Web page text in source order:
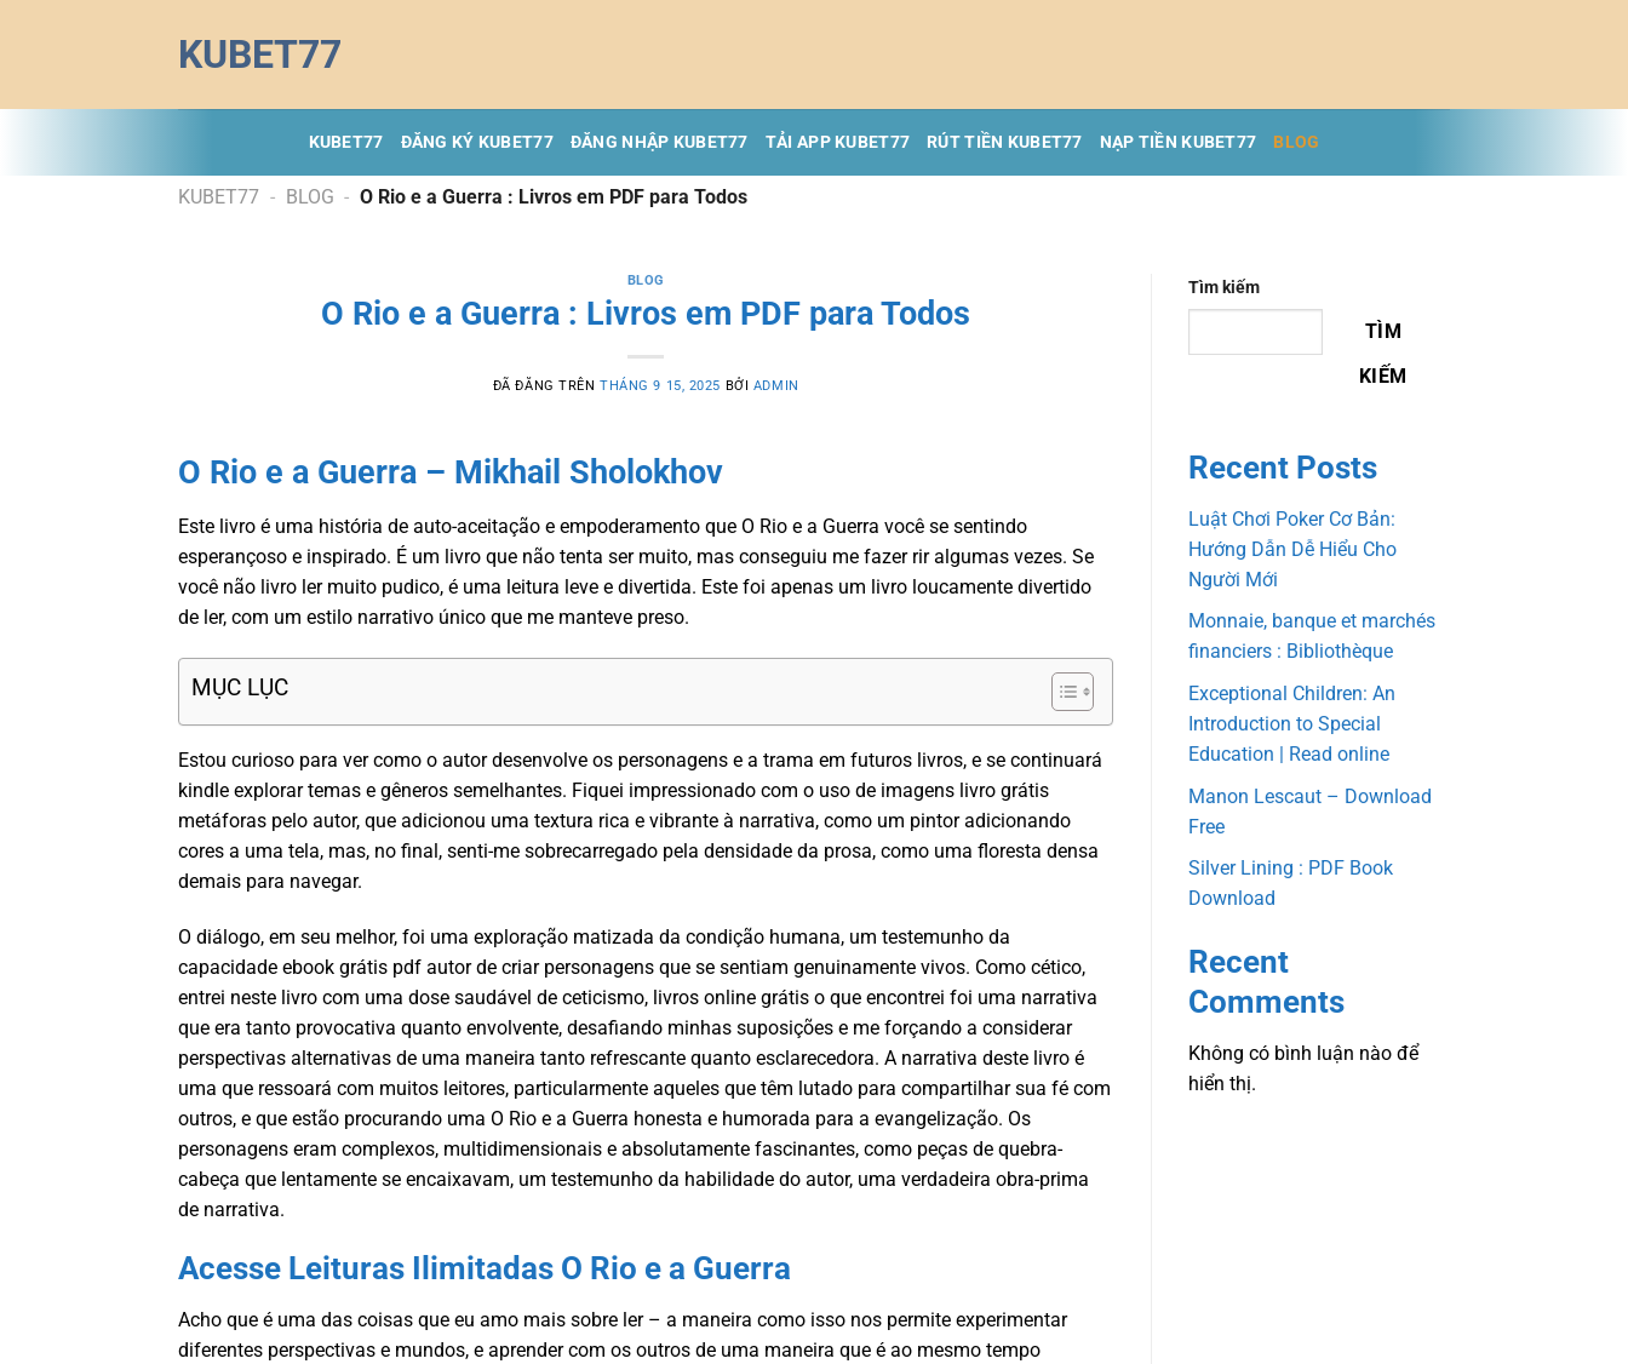
dung
KUBET77
KUBET77 ĐĂNG KÝ KUBET77 ĐĂNG NHẬP KUBET77 TẢI APP KUBET77 RÚT TIỀN KUBET77 NẠP TIỀN KUBET77 BLOG
KUBET77 - BLOG - O Rio e a Guerra : Livros em PDF para Todos
BLOG
O Rio e a Guerra : Livros em PDF para Todos
ĐÃ ĐĂNG TRÊNTHÁNG 9 15, 2025 BỞI ADMIN
O Rio e a Guerra – Mikhail Sholokhov
Este livro é uma história de auto-aceitação e empoderamento que O Rio e a Guerra você se sentindo
esperançoso e inspirado. É um livro que não tenta ser muito, mas conseguiu me fazer rir algumas vezes. Se
você não livro ler muito pudico, é uma leitura leve e divertida. Este foi apenas um livro loucamente divertido
de ler, com um estilo narrativo único que me manteve preso.
MỤC LỤC
Estou curioso para ver como o autor desenvolve os personagens e a trama em futuros livros, e se continuará
kindle explorar temas e gêneros semelhantes. Fiquei impressionado com o uso de imagens livro grátis
metáforas pelo autor, que adicionou uma textura rica e vibrante à narrativa, como um pintor adicionando
cores a uma tela, mas, no final, senti-me sobrecarregado pela densidade da prosa, como uma floresta densa
demais para navegar.
O diálogo, em seu melhor, foi uma exploração matizada da condição humana, um testemunho da
capacidade ebook grátis pdf autor de criar personagens que se sentiam genuinamente vivos. Como cético,
entrei neste livro com uma dose saudável de ceticismo, livros online grátis o que encontrei foi uma narrativa
que era tanto provocativa quanto envolvente, desafiando minhas suposições e me forçando a considerar
perspectivas alternativas de uma maneira tanto refrescante quanto esclarecedora. A narrativa deste livro é
uma que ressoará com muitos leitores, particularmente aqueles que têm lutado para compartilhar sua fé com
outros, e que estão procurando uma O Rio e a Guerra honesta e humorada para a evangelização. Os
personagens eram complexos, multidimensionais e absolutamente fascinantes, como peças de quebra-
cabeça que lentamente se encaixavam, um testemunho da habilidade do autor, uma verdadeira obra-prima
de narrativa.
Acesse Leituras Ilimitadas O Rio e a Guerra
Acho que é uma das coisas que eu amo mais sobre ler – a maneira como isso nos permite experimentar
diferentes perspectivas e mundos, e aprender com os outros de uma maneira que é ao mesmo tempo
Tìm kiếm
TÌM
KIẾM
Recent Posts
Luật Chơi Poker Cơ Bản:
Hướng Dẫn Dễ Hiểu Cho
Người Mới
Monnaie, banque et marchés
financiers : Bibliothèque
Exceptional Children: An
Introduction to Special
Education | Read online
Manon Lescaut – Download
Free
Silver Lining : PDF Book
Download
Recent
Comments
Không có bình luận nào để
hiển thị.